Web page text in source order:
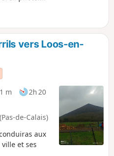
vers Loos-en-
m
2h 20
de-Calais)
aux
et ses